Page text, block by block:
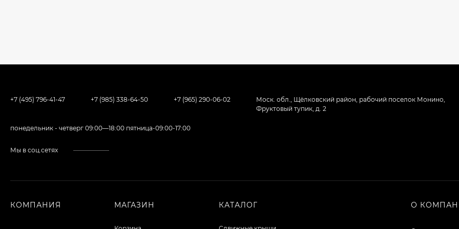
+7 (495) 796-41-47 +7 (985) 338-64-50 +7 (965) 290-06-02
Моск. обл., Щёлковский район, рабочий поселок Монино,
Фруктовый тупик, д. 2
понедельник - четверг 09:00—18:00 пятница-09:00-17:00
Мы в соц.сетях
КОМПАНИЯ МАГАЗИН КАТАЛОГ О